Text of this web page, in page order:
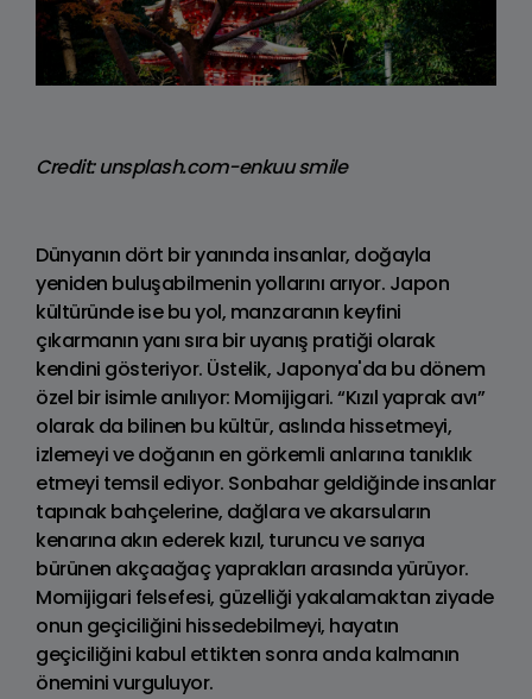
Credit: unsplash.com-enkuu smile
Dünyanın dört bir yanında insanlar, doğayla
yeniden buluşabilmenin yollarını arıyor. Japon
kültüründe ise bu yol, manzaranın keyfini
çıkarmanın yanı sıra bir uyanış pratiği olarak
kendini gösteriyor. Üstelik, Japonya'da bu dönem
özel bir isimle anılıyor: Momijigari. “Kızıl yaprak avı”
olarak da bilinen bu kültür, aslında hissetmeyi,
izlemeyi ve doğanın en görkemli anlarına tanıklık
etmeyi temsil ediyor. Sonbahar geldiğinde insanlar
tapınak bahçelerine, dağlara ve akarsuların
kenarına akın ederek kızıl, turuncu ve sarıya
bürünen akçaağaç yaprakları arasında yürüyor.
Momijigari felsefesi, güzelliği yakalamaktan ziyade
onun geçiciliğini hissedebilmeyi, hayatın
geçiciliğini kabul ettikten sonra anda kalmanın
önemini vurguluyor.